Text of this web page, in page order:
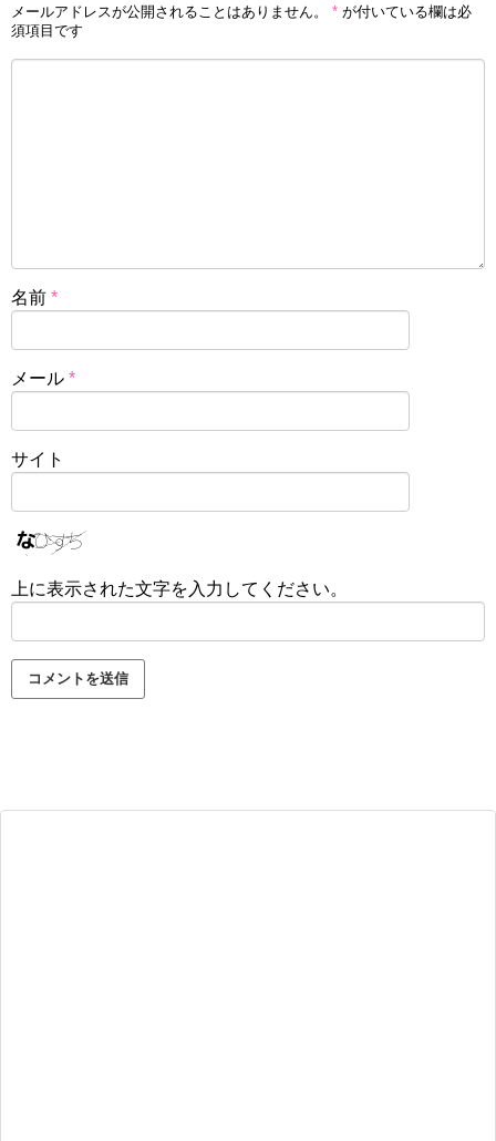
メールアドレスが公開されることはありません。 * が付いている欄は必
須項目です
名前 *
メール *
サイト
上に表示された文字を入力してください。